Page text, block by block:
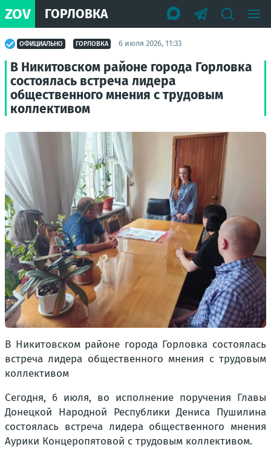
ZOV ГОРЛОВКА
ОФИЦИАЛЬНО ГОРЛОВКА 6 июля 2026, 11:33
В Никитовском районе города Горловка
состоялась встреча лидера
общественного мнения с трудовым
коллективом
В Никитовском районе города Горловка состоялась
встреча лидера общественного мнения с трудовым
коллективом
Сегодня, 6 июля, во исполнение поручения Главы
Донецкой Народной Республики Дениса Пушилина
состоялась встреча лидера общественного мнения
Аурики Концеропятовой с трудовым коллективом.